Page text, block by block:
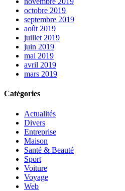
octobre 2019
septembre 2019
août 2019
juillet 2019
juin 2019
mai 2019
avril 2019
mars 2019
Catégories
Actualités
Divers
Entreprise
Maison
Santé & Beauté
Sport
Voiture
Voyage
Web